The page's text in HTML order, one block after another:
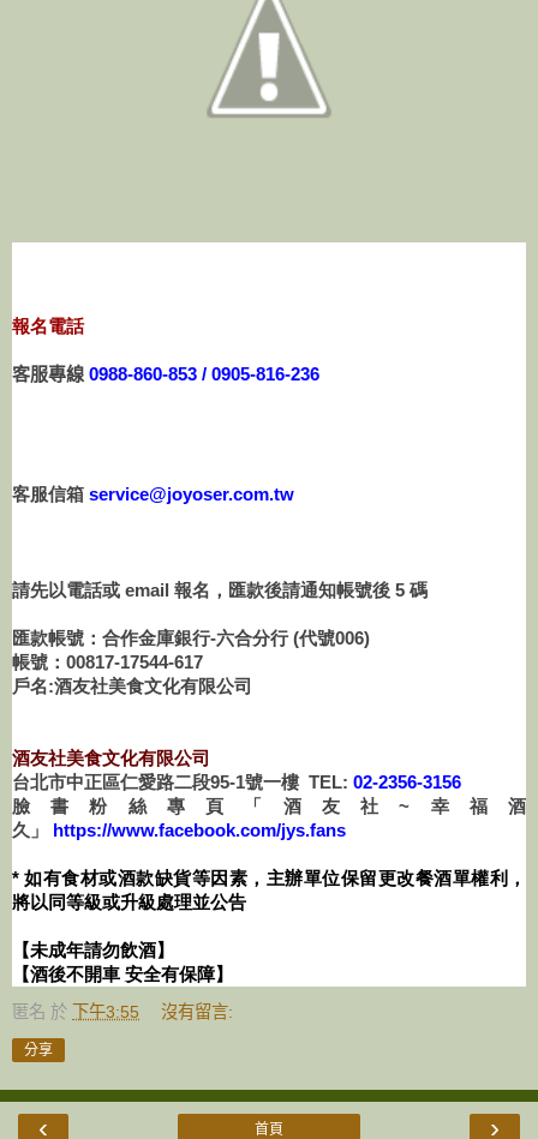
報名電話
客服專線 0988-860-853 / 0905-816-236
客服信箱 service@joyoser.com.tw
請先以電話或 email 報名，匯款後請通知帳號後 5 碼
匯款帳號：合作金庫銀行-六合分行 (代號006)
帳號：00817-17544-617
戶名:酒友社美食文化有限公司
酒友社美食文化有限公司
台北市中正區仁愛路二段95-1號一樓 TEL: 02-2356-3156
臉書粉絲專頁「酒友社~幸福酒
久」 https://www.facebook.com/jys.fans
* 如有食材或酒款缺貨等因素，主辦單位保留更改餐酒單權利，
將以同等級或升級處理並公告
【未成年請勿飲酒】
【酒後不開車 安全有保障】
匿名 於 下午3:55 沒有留言:
分享
‹ ›
首頁